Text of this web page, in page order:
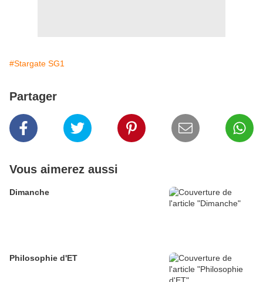
#Stargate SG1
Partager
Vous aimerez aussi
Dimanche
Philosophie d'ET